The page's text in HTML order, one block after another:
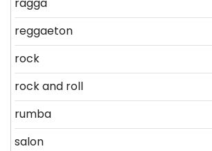
ragga
reggaeton
rock
rock and roll
rumba
salon